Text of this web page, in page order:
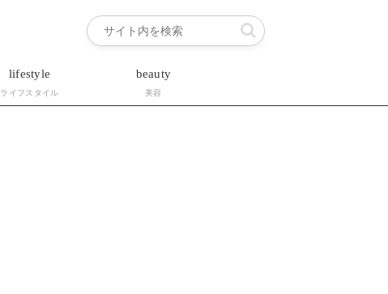
lifestyle
ライフスタイル
beauty
美容